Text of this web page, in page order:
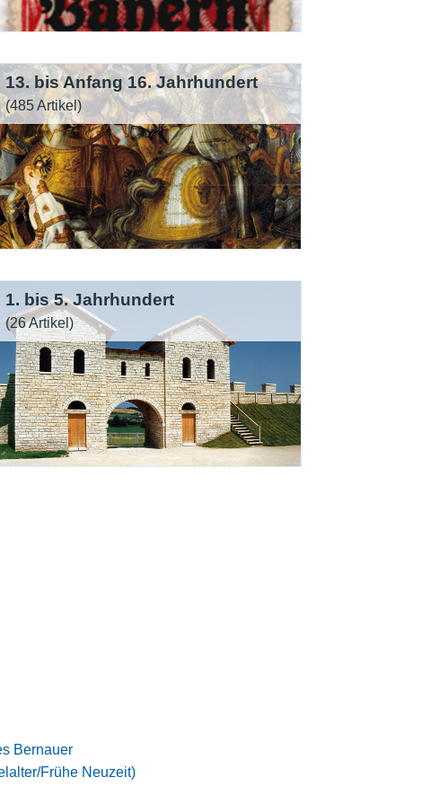
13. bis Anfang 16. Jahrhundert
(485 Artikel)
1. bis 5. Jahrhundert
(26 Artikel)
Bernauer
Frühe Neuzeit)